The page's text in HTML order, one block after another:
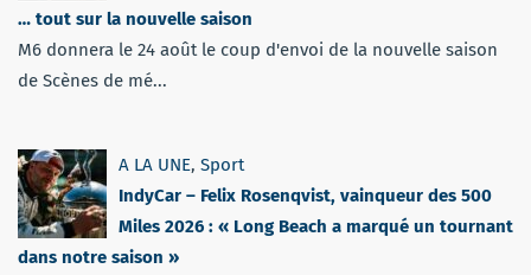
… tout sur la nouvelle saison
M6 donnera le 24 août le coup d'envoi de la nouvelle saison
de Scènes de mé...
A LA UNE, Sport
IndyCar – Felix Rosenqvist, vainqueur des 500
Miles 2026 : « Long Beach a marqué un tournant
dans notre saison »